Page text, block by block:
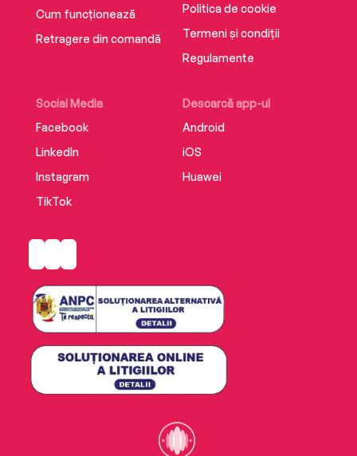
Cum funcționează
Retragere din comandă
Social Media
Facebook
LinkedIn
Instagram
TikTok
Descarcă app-ul
Android
iOS
Huawei
Politica de cookie
Termeni și condiții
Regulamente